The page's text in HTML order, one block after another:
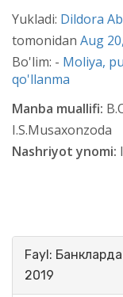
Yukladi: Dildora
tomonidan Aug
Bo'lim: - Moliya,
qo'llanma
Manba muallifi:
I.S.Musaxonzoda
Nashriyot ynomi:
Fayl:
2019